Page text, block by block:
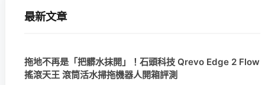
最新文章
拖地不再是「把髒水抹開」！石頭科技 Qrevo Edge 2 Flow
搖滾天王 滾筒活水掃拖機器人開箱評測